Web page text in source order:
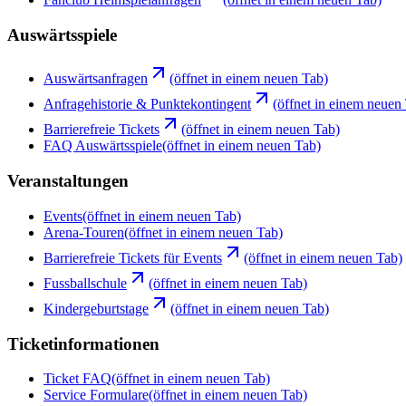
Auswärtsspiele
Auswärtsanfragen
(öffnet in einem neuen Tab)
Anfragehistorie & Punktekontingent
(öffnet in einem neuen
Barrierefreie Tickets
(öffnet in einem neuen Tab)
FAQ Auswärtsspiele(öffnet in einem neuen Tab)
Veranstaltungen
Events(öffnet in einem neuen Tab)
Arena-Touren(öffnet in einem neuen Tab)
Barrierefreie Tickets für Events
(öffnet in einem neuen Tab)
Fussballschule
(öffnet in einem neuen Tab)
Kindergeburtstage
(öffnet in einem neuen Tab)
Ticketinformationen
Ticket FAQ(öffnet in einem neuen Tab)
Service Formulare(öffnet in einem neuen Tab)